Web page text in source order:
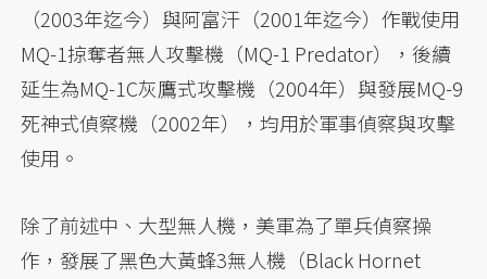
（2003年迄今）與阿富汗（2001年迄今）作戰使用
MQ-1掠奪者無人攻擊機（MQ-1 Predator），後續
延生為MQ-1C灰鷹式攻擊機（2004年）與發展MQ-9
死神式偵察機（2002年），均用於軍事偵察與攻擊
使用。
除了前述中、大型無人機，美軍為了單兵偵察操
作，發展了黑色大黃蜂3無人機（Black Hornet